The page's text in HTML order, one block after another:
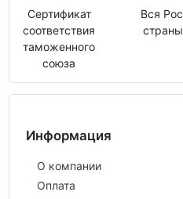
Сертификат
соответствия
таможенного
союза
Вся
Информация
О компании
Оплата